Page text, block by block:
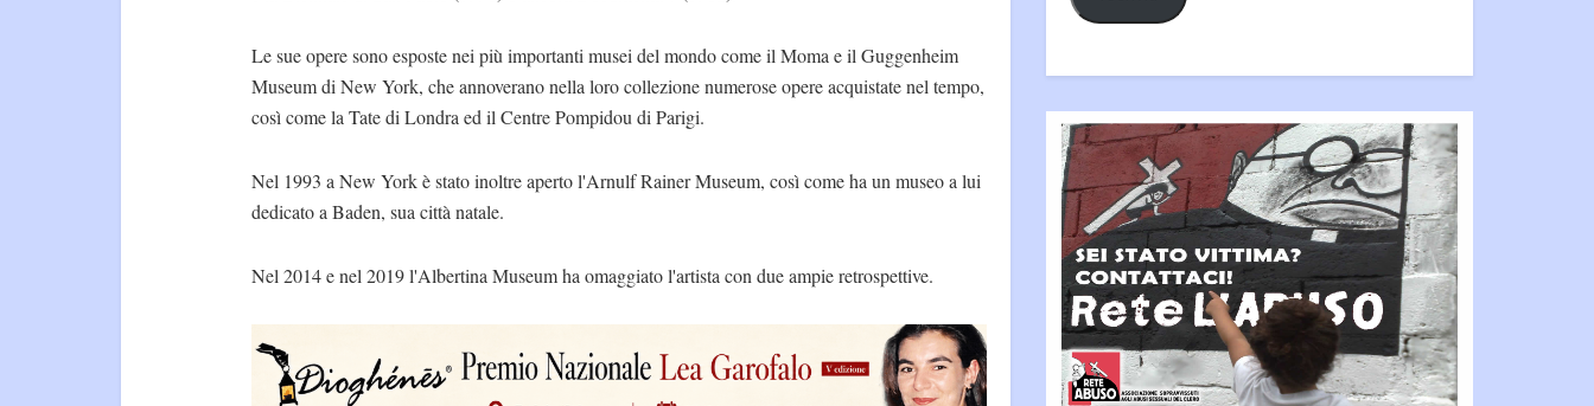
Le sue opere sono esposte nei più importanti musei del mondo come il Moma e il Guggenheim
Museum di New York, che annoverano nella loro collezione numerose opere acquistate nel tempo,
così come la Tate di Londra ed il Centre Pompidou di Parigi.
Nel 1993 a New York è stato inoltre aperto l'Arnulf Rainer Museum, così come ha un museo a lui
dedicato a Baden, sua città natale.
Nel 2014 e nel 2019 l'Albertina Museum ha omaggiato l'artista con due ampie retrospettive.